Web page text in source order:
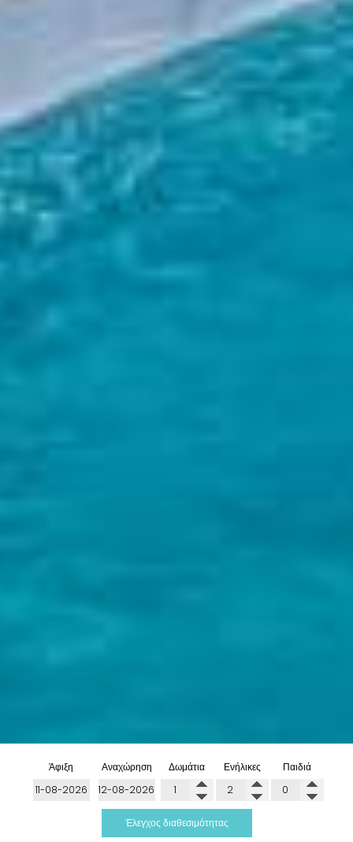
Άφιξη Αναχώρηση Δωμάτια Ενήλικες Παιδιά
Έλεγχος διαθεσιμότητας